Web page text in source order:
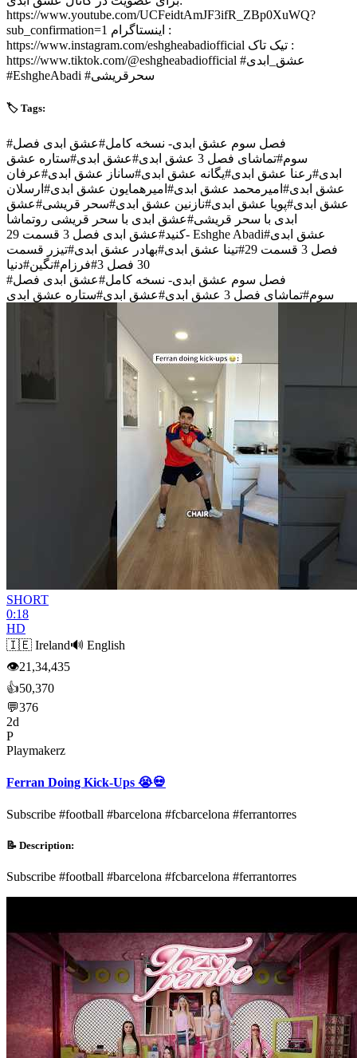
https://www.youtube.com/UCFeidtAmJF3ifR_ZBp0XuWQ?
sub_confirmation=1 اینستاگرام :
https://www.instagram.com/eshgheabadiofficial تیک تاک :
https://www.tiktok.com/@eshgheabadiofficial #عشق_ابدی
#EshgheAbadi #سحرقریشی
🏷️ Tags:
# فصل سوم عشق ابدی- نسخه کامل#عشق ابدی فصل
سوم#تماشای فصل 3 عشق ابدی #عشق ابدی#ستاره عشق
ابدی#رعنا عشق ابدی#یگانه عشق ابدی#ساناز عشق ابدی#عرفان
عشق ابدی# امیرمحمد عشق ابدی# امیرهمایون عشق ابدی# ارسلان
عشق ابدی#پویا عشق ابدی#نازنین عشق ابدی#سحر قریشی#عشق
ابدی با سحر قریشی#عشق ابدی با سحر قریشی روتماشا
کنید# عشق ابدی فصل 3 قسمت 29- Eshghe Abadi#عشق ابدی
فصل 3 قسمت 29
#تینا عشق ابدی#بهادر عشق ابدی#تیزر قسمت
30 فصل 3
#فرزام#نگین#دنیا
#
فصل سوم عشق ابدی- نسخه کامل#عشق ابدی فصل
سوم#تماشای فصل 3 عشق ابدی #عشق ابدی#ستاره عشق ابدی
SHORT
0:18
HD
🇮🇪 Ireland🔊 English
👁21,34,435
👍50,370
💬376
2d
P
Playmakerz
Ferran Doing Kick-Ups 😭💀
Subscribe #football #barcelona #fcbarcelona #ferrantorres
📝 Description:
Subscribe #football #barcelona #fcbarcelona #ferrantorres